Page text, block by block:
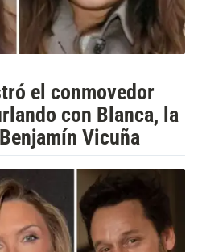
el conmovedor
con Blanca, la
Vicuña